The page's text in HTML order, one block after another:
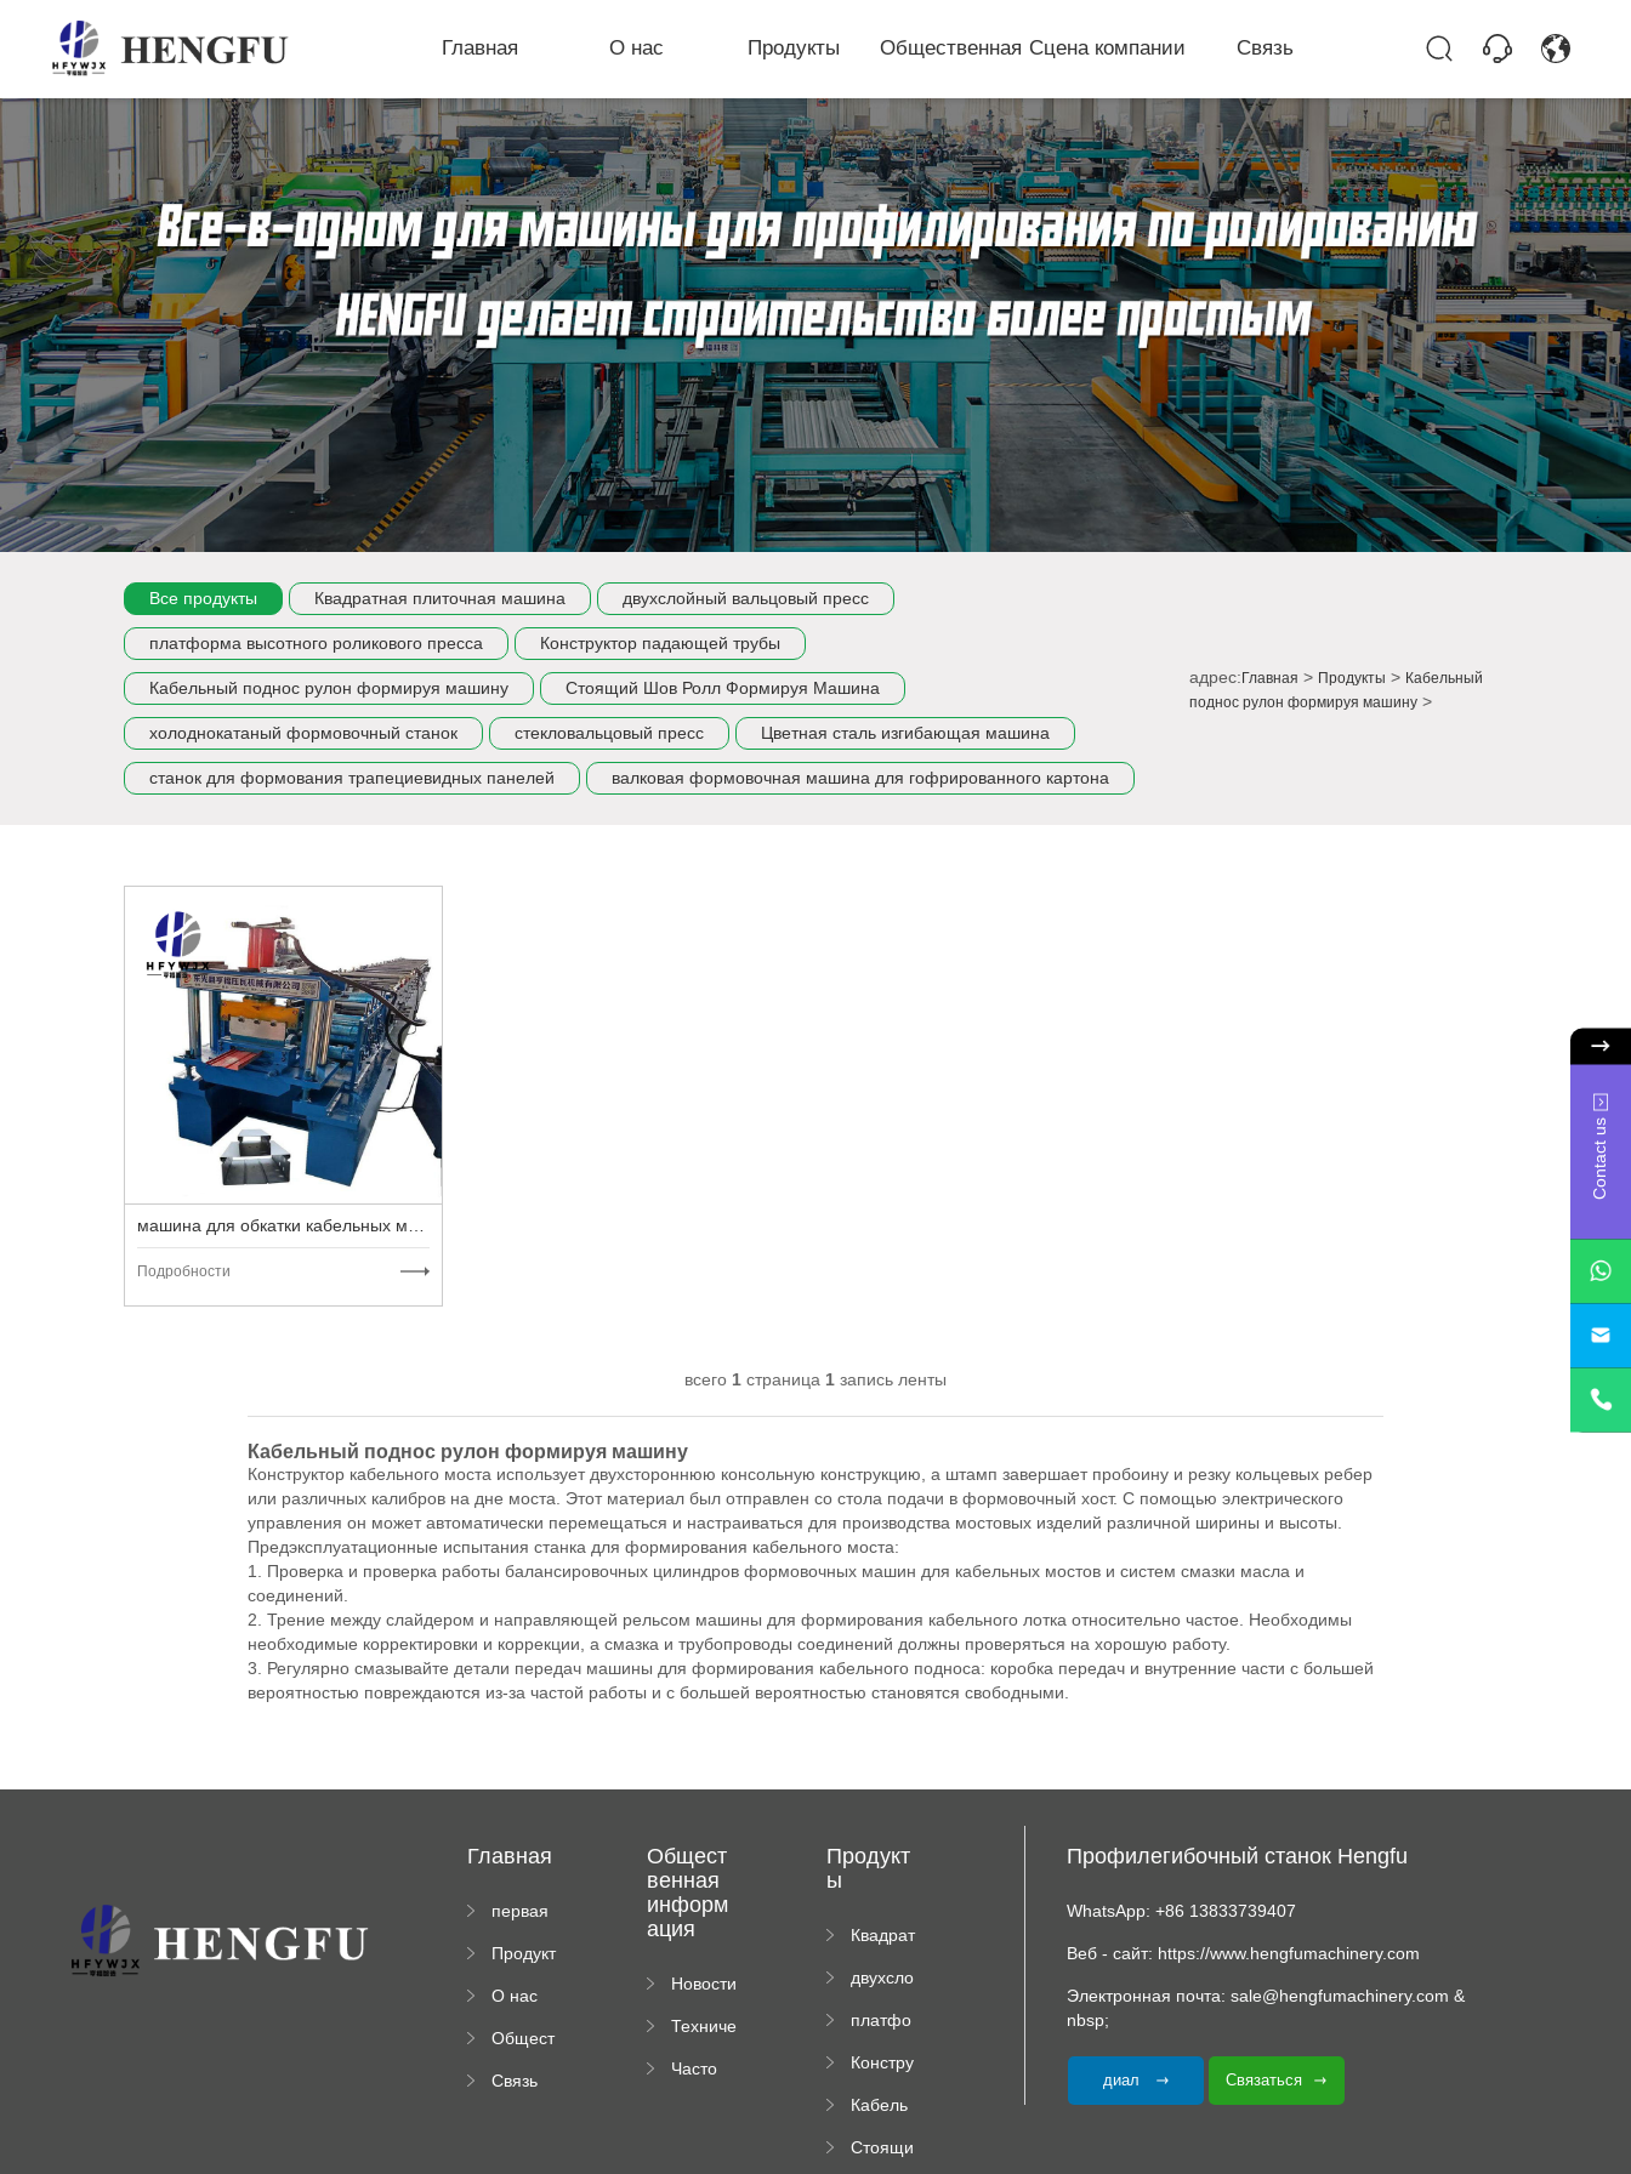
Главная О нас Продукты Общественная Сцена компании Связь
Все продукты Квадратная плиточная машина двухслойный вальцовый пресс
платформа высотного роликового пресса Конструктор падающей трубы
Кабельный поднос рулон формируя машину Стоящий Шов Ролл Формируя Машина
холоднокатаный формовочный станок стекловальцовый пресс Цветная сталь изгибающая машина
станок для формования трапециевидных панелей валковая формовочная машина для гофрированного картона
адрес:Главная > Продукты > Кабельный
поднос рулон формируя машину>
Подробности
всего 1 страница 1 запись ленты
Кабельный поднос рулон формируя машину
Конструктор кабельного моста использует двухстороннюю консольную конструкцию, а штамп завершает пробоину и резку кольцевых ребер
или различных калибров на дне моста. Этот материал был отправлен со стола подачи в формовочный хост. С помощью электрического
управления он может автоматически перемещаться и настраиваться для производства мостовых изделий различной ширины и высоты.
Предэксплуатационные испытания станка для формирования кабельного моста:
1. Проверка и проверка работы балансировочных цилиндров формовочных машин для кабельных мостов и систем смазки масла и
соединений.
2. Трение между слайдером и направляющей рельсом машины для формирования кабельного лотка относительно частое. Необходимы
необходимые корректировки и коррекции, а смазка и трубопроводы соединений должны проверяться на хорошую работу.
3. Регулярно смазывайте детали передач машины для формирования кабельного подноса: коробка передач и внутренние части с большей
вероятностью повреждаются из-за частой работы и с большей вероятностью становятся свободными.
Главная
первая
а
Продукт
О нас
Общест
информ
Связь
Общест
венная
информ
ация
Новости
ии
Техниче
докуме
Часто
Продукт
ы
Квадрат
плиточн
машина
двухсло
вальцов
пресс
платфо
высотно
роликов
ого
Констру
падаю
трубы
Кабель
поднос
Стоящи
Профилегибочный станок Hengfu
WhatsApp: +86 13833739407
Веб - сайт: https://www.hengfumachinery.com
Электронная почта: sale@hengfumachinery.com &
nbsp;
диал Связаться
Contact us